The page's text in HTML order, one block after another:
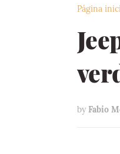
Página
by Fabio